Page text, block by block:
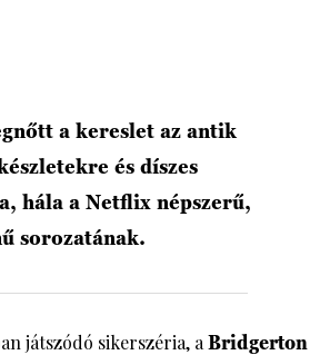
a kereslet az antik
és díszes
hála a Netflix népszerű,
sorozatának.
játszódó sikerszéria, a Bridgerton